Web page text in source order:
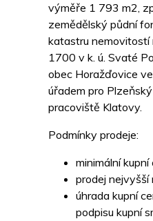
výměře 1 793 m2,
zemědělský půdní
katastru nemovitostí
1700 v k. ú. Svaté
obec Horažďovice
úřadem pro
pracoviště Klatovy.
Podmínky prodeje:
minimální
prodej nejvyšší
úhrada kupní
podpisu kupní